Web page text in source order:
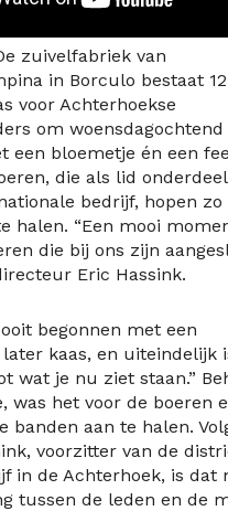
zuivelfabriek van
in Borculo bestaat
voor Achterhoekse
om woensdagochtend
een bloemetje én een
die als lid
bedrijf, hopen zo
halen. “Een mooi
die bij ons zijn
Eric Hassink.
begonnen met een
kaas, en uiteindelijk
wat je nu ziet staan.”
was het voor de boeren
banden aan te halen.
voorzitter van de
in de Achterhoek, is dat
tussen de leden en de